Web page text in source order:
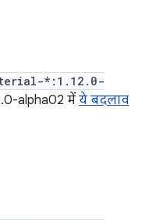
*:1.12.0-
alpha02 मेंये बदलाव